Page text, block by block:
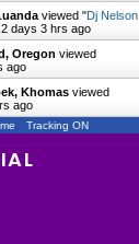
viewed "Dj Nelson
2 days 3 hrs ago
Oregon viewed
ago
Khomas viewed
ago
Tracking ON